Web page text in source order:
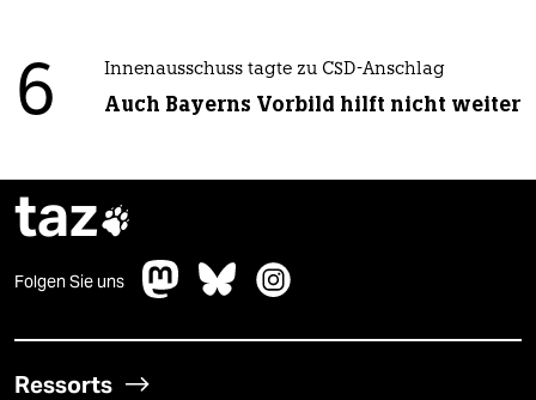
6 Innenausschuss tagte zu CSD-Anschlag
Auch Bayerns Vorbild hilft nicht weiter
taz
Folgen Sie uns
Ressorts